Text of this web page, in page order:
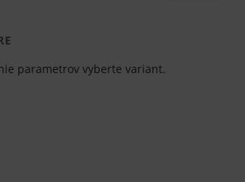
parametrov vyberte variant.